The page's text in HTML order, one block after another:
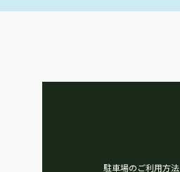
駐車場のご利用方法